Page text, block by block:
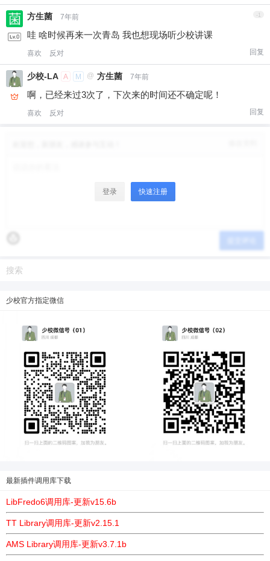
微信支付
立刻支付
方生菌 7年前 -1
哇 啥时候再来一次青岛 我也想现场听少校讲课
喜欢 反对 回复
少校-LA A M @ 方生菌 7年前
啊，已经来过3次了，下次来的时间还不确定呢！
喜欢 反对 回复
登录 快速注册
少校官方指定微信
最新插件调用库下载
LibFredo6调用库-更新v15.6b
TT Library调用库-更新v2.15.1
AMS Library调用库-更新v3.7.1b
限。
忘记密码？找回 已有帐号？登录